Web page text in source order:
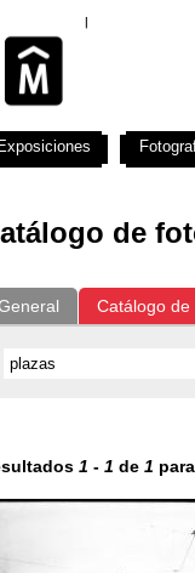
de
Catálogo
1 - 1 de 1 para
Exposiciones